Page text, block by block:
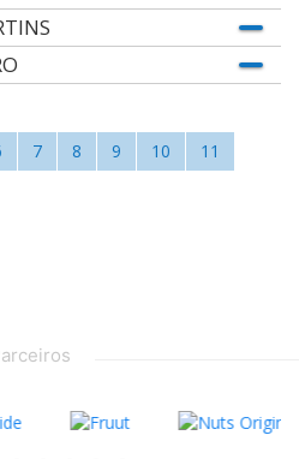
7 8 9 10
11